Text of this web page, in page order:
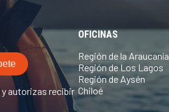
y autorizas recibir
OFICINAS
Región de la Araucanía
Región de Los Lagos
Región de Aysén
Chiloé